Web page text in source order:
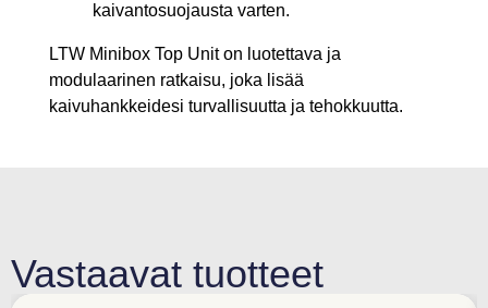
kaivantosuojausta varten.
LTW Minibox Top Unit on luotettava ja
modulaarinen ratkaisu, joka lisää
kaivuhankkeidesi turvallisuutta ja tehokkuutta.
Vastaavat tuotteet